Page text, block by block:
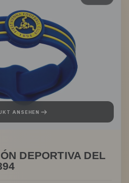
ANSEHEN
DEPORTIVA DEL